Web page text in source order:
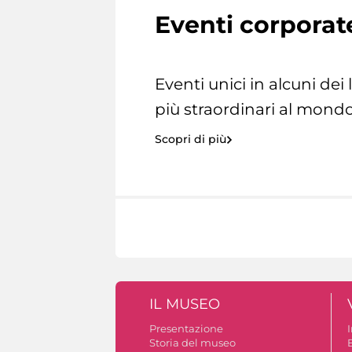
Eventi
Eventi unici in alcuni dei
più straordinari al
Scopri di più
IL MUSEO
Presentazione
Storia del museo